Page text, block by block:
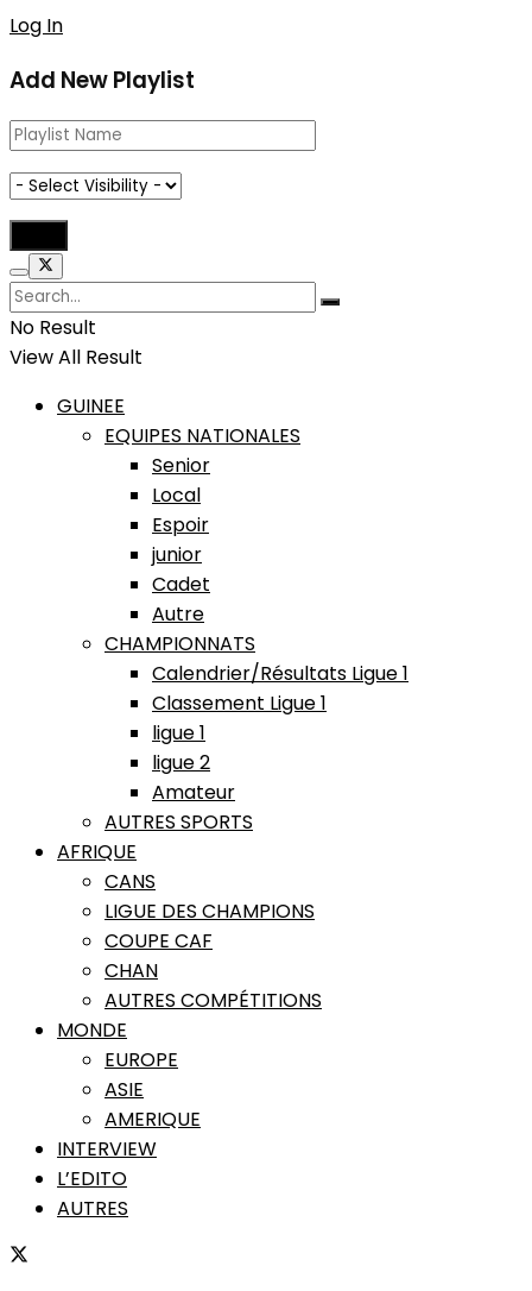
Log In
Add New Playlist
No Result
View All Result
GUINEE
EQUIPES NATIONALES
Senior
Local
Espoir
junior
Cadet
Autre
CHAMPIONNATS
Calendrier/Résultats Ligue 1
Classement Ligue 1
ligue 1
ligue 2
Amateur
AUTRES SPORTS
AFRIQUE
CANS
LIGUE DES CHAMPIONS
COUPE CAF
CHAN
AUTRES COMPÉTITIONS
MONDE
EUROPE
ASIE
AMERIQUE
INTERVIEW
L’EDITO
AUTRES